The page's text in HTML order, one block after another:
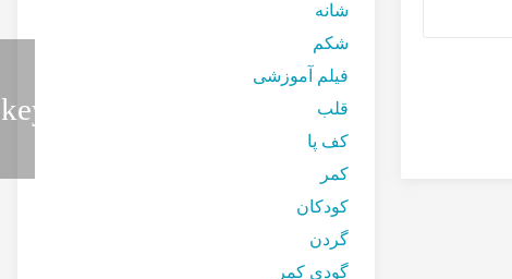
شانه
شکم
فیلم آموزشی
قلب
کف پا
کمر
کودکان
گردن
گودی کمر